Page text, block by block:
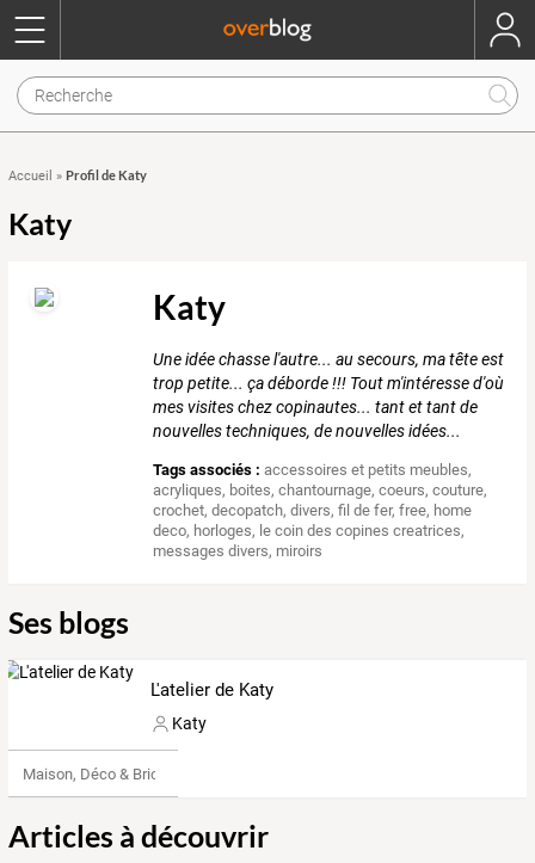
Accueil » Profil de Katy
Katy
Katy
Une idée chasse l'autre... au secours, ma tête est
trop petite... ça déborde !!! Tout m'intéresse d'où
mes visites chez copinautes... tant et tant de
nouvelles techniques, de nouvelles idées...
Tags associés : accessoires et petits meubles,
acryliques, boites,chantournage,coeurs,couture,
crochet,decopatch,divers,fil de fer,free, home
deco, horloges, le coin des copines creatrices,
messages divers, miroirs
Ses blogs
L'atelier de Katy
Katy
Maison, Déco & Bricolage
Articles à découvrir